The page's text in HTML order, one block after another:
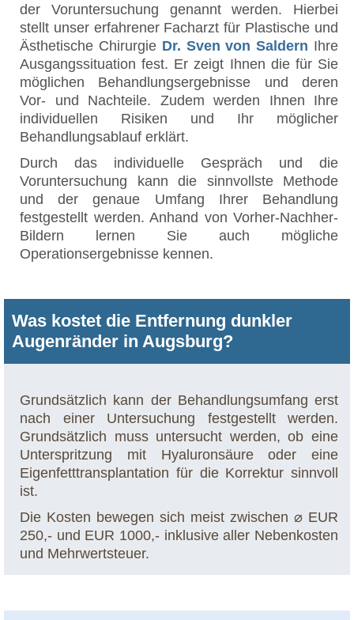
der Voruntersuchung genannt werden. Hierbei
stellt unser erfahrener Facharzt für Plastische und
Ästhetische Chirurgie Dr. Sven von Saldern Ihre
Ausgangssituation fest. Er zeigt Ihnen die für Sie
möglichen Behandlungsergebnisse und deren
Vor- und Nachteile. Zudem werden Ihnen Ihre
individuellen Risiken und Ihr möglicher
Behandlungsablauf erklärt.
Durch das individuelle Gespräch und die
Voruntersuchung kann die sinnvollste Methode
und der genaue Umfang Ihrer Behandlung
festgestellt werden. Anhand von Vorher-Nachher-
Bildern lernen Sie auch mögliche
Operationsergebnisse kennen.
Was kostet die Entfernung dunkler
Augenränder in Augsburg?
Grundsätzlich kann der Behandlungsumfang erst
nach einer Untersuchung festgestellt werden.
Grundsätzlich muss untersucht werden, ob eine
Unterspritzung mit Hyaluronsäure oder eine
Eigenfetttransplantation für die Korrektur sinnvoll
ist.
Die Kosten bewegen sich meist zwischen ⌀ EUR
250,- und EUR 1000,- inklusive aller Nebenkosten
und Mehrwertsteuer.